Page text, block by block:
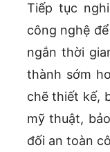
Tiếp tục
công nghệ
ngắn thời
thành sớm
chẽ thiết kế,
mỹ thuật,
đối an toàn